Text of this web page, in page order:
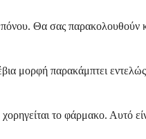
Θα σας παρακολουθούν
μορφή παρακάμπτει
το φάρμακο. Αυτό